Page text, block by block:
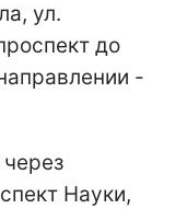
ул.
до
-
Науки,